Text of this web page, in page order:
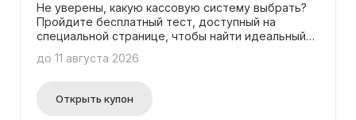
Не уверены, какую кассовую систему выбрать?
Пройдите бесплатный тест, доступный на
специальной странице, чтобы найти идеальный
до 11 августа 2026
Открыть купон